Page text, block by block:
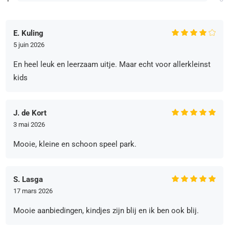
E. Kuling
5 juin 2026
En heel leuk en leerzaam uitje. Maar echt voor allerkleinst
kids
J. de Kort
3 mai 2026
Mooie, kleine en schoon speel park.
S. Lasga
17 mars 2026
Mooie aanbiedingen, kindjes zijn blij en ik ben ook blij.